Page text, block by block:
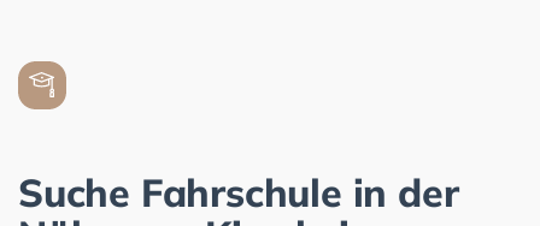
Suche Fahrschule in der